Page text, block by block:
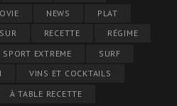
NEWS
PLAT
RECETTE
RÉGIME
SPORT EXTREME
SURF
VINS ET COCKTAILS
À TABLE RECETTE